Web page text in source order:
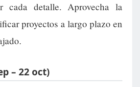
cada detalle. Aprovecha la
proyectos a largo plazo en
– 22 oct)